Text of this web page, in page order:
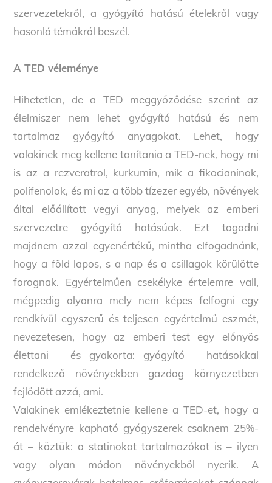
szervezetekről, a gyógyító hatású ételekről vagy
hasonló témákról beszél.
A TED véleménye
Hihetetlen, de a TED meggyőződése szerint az
élelmiszer nem lehet gyógyító hatású és nem
tartalmaz gyógyító anyagokat. Lehet, hogy
valakinek meg kellene tanítania a TED-nek, hogy mi
is az a rezveratrol, kurkumin, mik a fikocianinok,
polifenolok, és mi az a több tízezer egyéb, növények
által előállított vegyi anyag, melyek az emberi
szervezetre gyógyító hatásúak. Ezt tagadni
majdnem azzal egyenértékű, mintha elfogadnánk,
hogy a föld lapos, s a nap és a csillagok körülötte
forognak. Egyértelműen csekélyke értelemre vall,
mégpedig olyanra mely nem képes felfogni egy
rendkívül egyszerű és teljesen egyértelmű eszmét,
nevezetesen, hogy az emberi test egy előnyös
élettani – és gyakorta: gyógyító – hatásokkal
rendelkező növényekben gazdag környezetben
fejlődött azzá, ami.
Valakinek emlékeztetnie kellene a TED-et, hogy a
rendelvényre kapható gyógyszerek csaknem 25%-
át – köztük: a statinokat tartalmazókat is – ilyen
vagy olyan módon növényekből nyerik. A